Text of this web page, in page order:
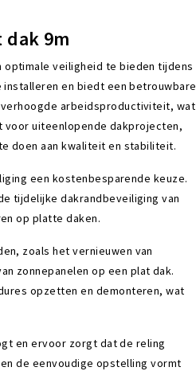
9m
optimale veiligheid te bieden tijdens
en biedt een betrouwbare
verhoogde arbeidsproductiviteit, wat
voor uiteenlopende dakprojecten,
doen aan kwaliteit en stabiliteit.
een kostenbesparende keuze.
tijdelijke dakrandbeveiliging van
op platte daken.
zoals het vernieuwen van
zonnepanelen op een plat dak.
opzetten en demonteren, wat
en ervoor zorgt dat de reling
de eenvoudige opstelling vormt